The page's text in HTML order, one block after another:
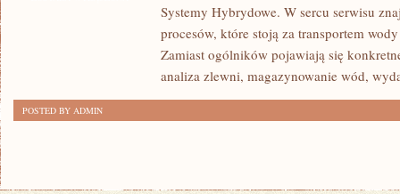
SERWISSystemy Hybrydowe. W sercu serwisu
procesów, które stoją za transportem
Zamiast ogólników pojawiają się
analiza zlewni, magazynowanie wód,
POSTED BY ADMIN